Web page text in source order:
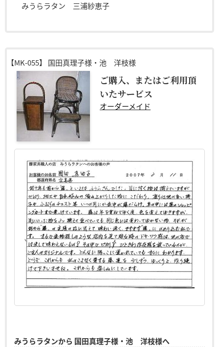
みうらラタン 三浦紗恵子
【MK-055】 国田真理子様・池 洋枝様
ご購入、またはご利用頂
いたサービス
オーダーメイド
みうらラタンから 国田真理子様・池 洋枝様へ